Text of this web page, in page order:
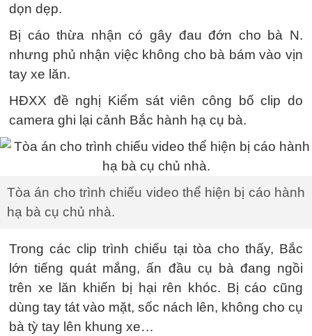
dọn dẹp.
Bị cáo thừa nhận có gây đau đớn cho bà N.
nhưng phủ nhận việc không cho bà bám vào vịn
tay xe lăn.
HĐXX đề nghị Kiểm sát viên công bố clip do
camera ghi lại cảnh Bắc hành hạ cụ bà.
Tòa án cho trình chiếu video thể hiện bị cáo hành
hạ bà cụ chủ nhà.
Trong các clip trình chiếu tại tòa cho thấy, Bắc
lớn tiếng quát mắng, ấn đầu cụ bà đang ngồi
trên xe lăn khiến bị hại rên khóc. Bị cáo cũng
dùng tay tát vào mặt, sốc nách lên, không cho cụ
bà tỳ tay lên khung xe…